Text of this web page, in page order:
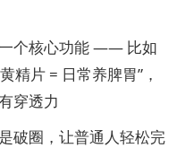
个核心功能 —— 比如
精片 = 日常养脾胃”，
穿透力
圈，让普通人轻松完